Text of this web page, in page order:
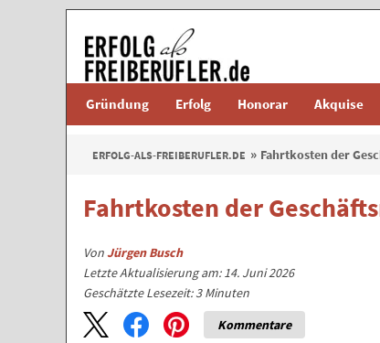
Gründung Erfolg Honorar Akquise
ERFOLG-ALS-FREIBERUFLER.DE Fahrtkosten der
Fahrtkosten der
VonJürgen Busch
Letzte Aktualisierung am: 14. Juni 2026
Geschätzte Lesezeit:3 Minuten
Kommentare